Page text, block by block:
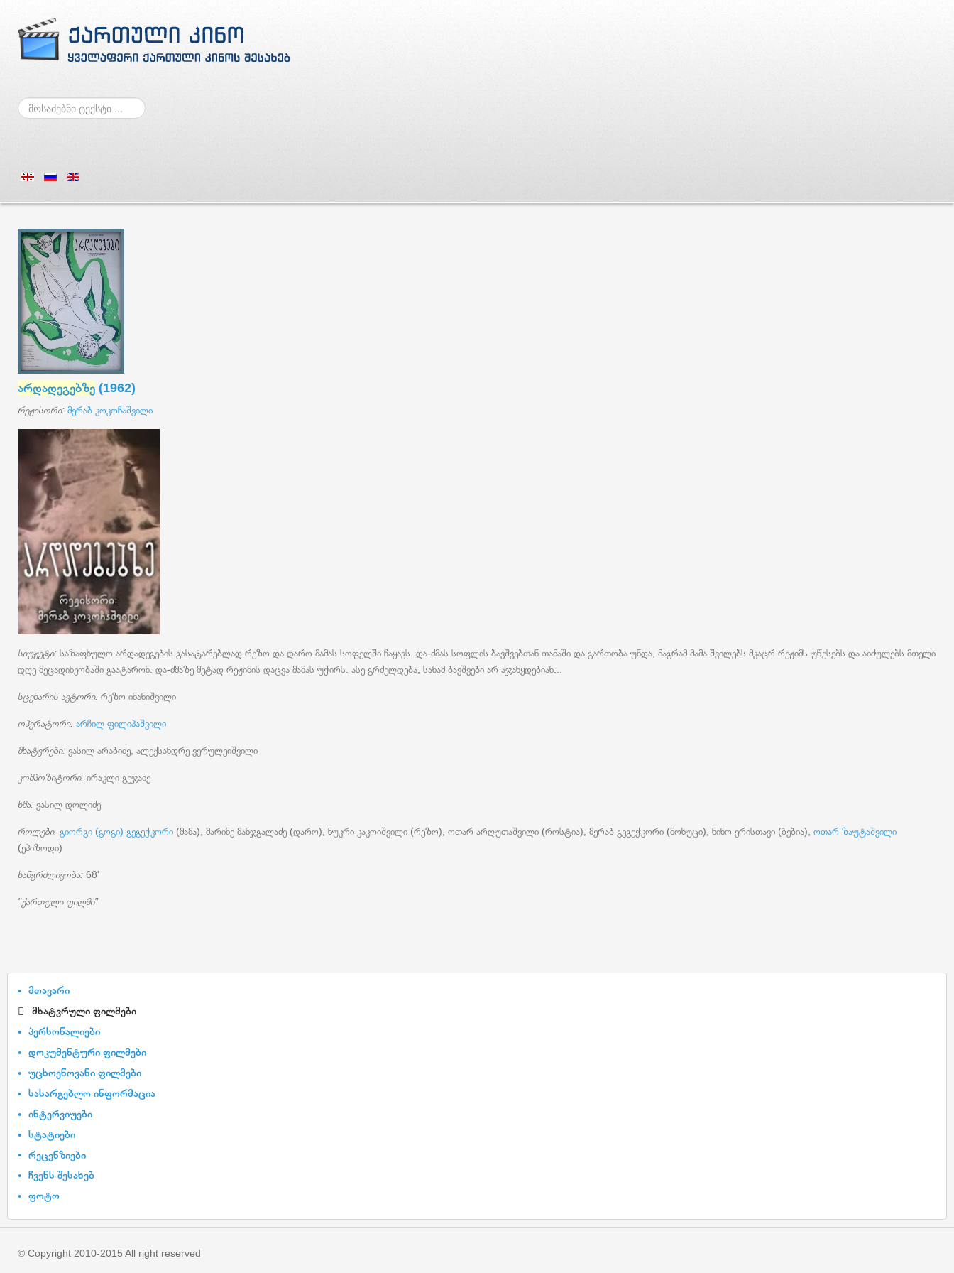
ძებნა
არდადეგებზე (1962)
რეჟისორი: მერაბ კოკოჩაშვილი
სიუჟეტი: საზაფხულო არდადეგების გასატარებლად რეზო და დარო მამას სოფელში ჩაყავს. და-ძმას სოფლის ბავშვებთან თამაში და გართობა უნდა, მაგრამ მამა შვილებს მკაცრ რეჟიმს უწესებს და აიძულებს მთელი
დღე მეცადინეობაში გაატარონ. და-ძმაზე მეტად რეჟიმის დაცვა მამას უჭირს. ასე გრძელდება, სანამ ბავშვები არ აჯანყდებიან...
სცენარის ავტორი: რეზო ინანიშვილი
ოპერატორი: არჩილ ფილიპაშვილი
მხატვრები: ვასილ არაბიძე, ალექსანდრე ვერულეიშვილი
კომპოზიტორი: ირაკლი გეჯაძე
ხმა: ვასილ დოლიძე
როლები: გიორგი (გოგი) გეგეჭკორი (მამა), მარინე მანჯგალაძე (დარო), ნუკრი კაკოიშვილი (რეზო), ოთარ არღუთაშვილი (როსტია), მერაბ გეგეჭკორი (მოხუცი), ნინო ერისთავი (ბებია), ოთარ ზაუტაშვილი
(ეპიზოდი)
ხანგრძლივობა: 68'
"ქართული ფილმი"
მთავარი
მხატვრული ფილმები
პერსონალიები
დოკუმენტური ფილმები
უცხოენოვანი ფილმები
სასარგებლო ინფორმაცია
ინტერვიუები
სტატიები
რეცენზიები
ჩვენს შესახებ
ფოტო
© Copyright 2010-2015 All right reserved